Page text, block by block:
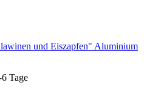
und Eiszapfen" Aluminium
Tage